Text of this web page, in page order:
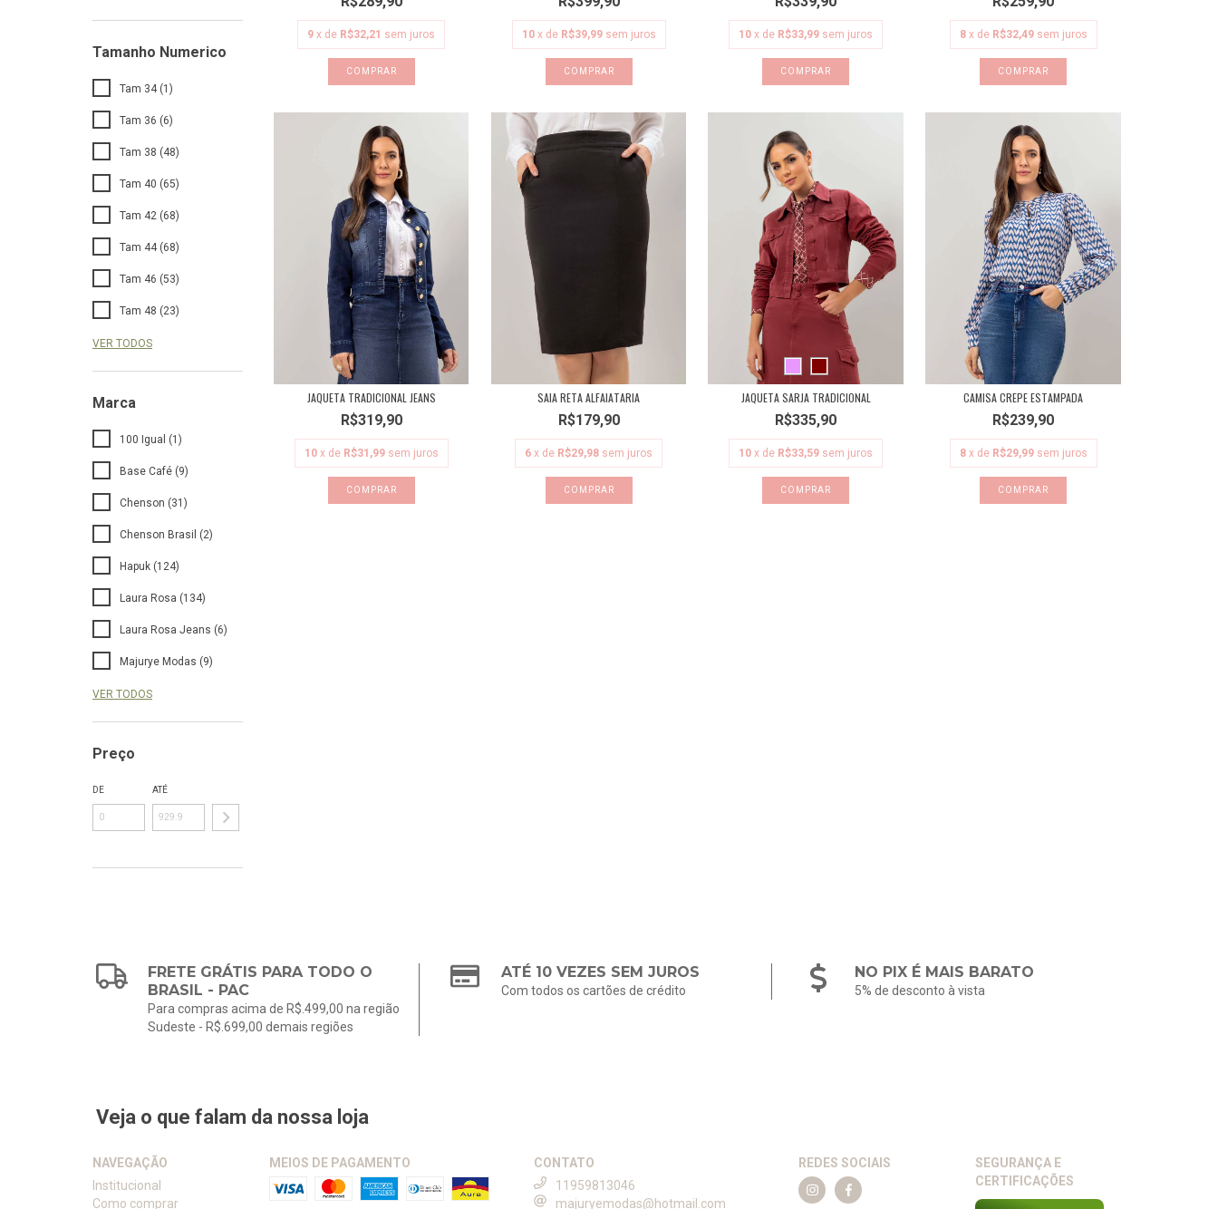
Tamanho Numerico
Tam 34 (1)
Tam 36 (6)
Tam 38 (48)
Tam 40 (65)
Tam 42 (68)
Tam 44 (68)
Tam 46 (53)
Tam 48 (23)
VER TODOS
Marca
100 Igual (1)
Base Café (9)
Chenson (31)
Chenson Brasil (2)
Hapuk (124)
Laura Rosa (134)
Laura Rosa Jeans (6)
Majurye Modas (9)
VER TODOS
Preço
DE ATÉ
9 x de R$32,21 sem juros
COMPRAR
10 x de R$39,99 sem juros
COMPRAR
10 x de R$33,99 sem juros
COMPRAR
8 x de R$32,49 sem juros
COMPRAR
JAQUETA TRADICIONAL JEANS
R$319,90
10 x de R$31,99 sem juros
COMPRAR
SAIA RETA ALFAIATARIA
R$179,90
6 x de R$29,98 sem juros
COMPRAR
JAQUETA SARJA TRADICIONAL
R$335,90
10 x de R$33,59 sem juros
COMPRAR
CAMISA CREPE ESTAMPADA
R$239,90
8 x de R$29,99 sem juros
COMPRAR
FRETE GRÁTIS PARA TODO O
BRASIL - PAC
Para compras acima de R$.499,00 na região
Sudeste - R$.699,00 demais regiões
ATÉ 10 VEZES SEM JUROS
Com todos os cartões de crédito
NO PIX É MAIS BARATO
5% de desconto à vista
Veja o que falam da nossa loja
NAVEGAÇÃO
Institucional
Como comprar
MEIOS DE PAGAMENTO
CONTATO
11959813046
majuryemodas@hotmail.com
REDES SOCIAIS
SEGURANÇA E
CERTIFICAÇÕES